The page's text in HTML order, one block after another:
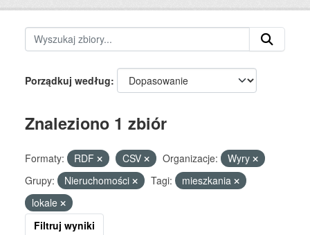
Porządkuj według
Znaleziono 1 zbiór
Formaty: RDF CSV Organizacje:
Wyry
Grupy:
Nieruchomości Tagi:
mieszkania
lokale
Filtruj wyniki